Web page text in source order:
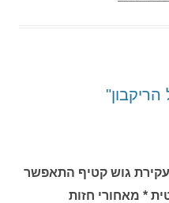
גוש קטיף התאפשר
* מאחורי חזות